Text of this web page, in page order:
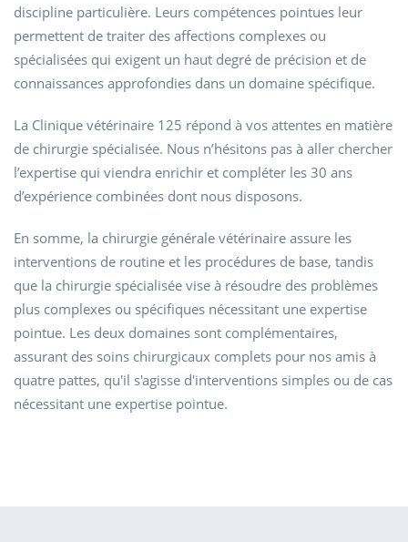
discipline particulière. Leurs compétences pointues leur
permettent de traiter des affections complexes ou
spécialisées qui exigent un haut degré de précision et de
connaissances approfondies dans un domaine spécifique.
La Clinique vétérinaire 125 répond à vos attentes en matière
de chirurgie spécialisée. Nous n’hésitons pas à aller chercher
l’expertise qui viendra enrichir et compléter les 30 ans
d’expérience combinées dont nous disposons.
En somme, la chirurgie générale vétérinaire assure les
interventions de routine et les procédures de base, tandis
que la chirurgie spécialisée vise à résoudre des problèmes
plus complexes ou spécifiques nécessitant une expertise
pointue. Les deux domaines sont complémentaires,
assurant des soins chirurgicaux complets pour nos amis à
quatre pattes, qu'il s'agisse d'interventions simples ou de cas
nécessitant une expertise pointue.